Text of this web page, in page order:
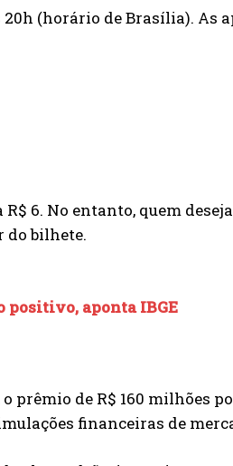
(horário de Brasília). As
6. No entanto, quem
do bilhete.
positivo, aponta IBGE
prêmio de R$ 160 milhões
financeiras de